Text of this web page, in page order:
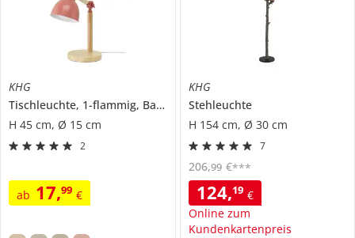
KHG
Tischleuchte, 1-flammig, Bambus/ Pink
H 45 cm, Ø 15 cm
2
ab 17,99 €
KHG
Stehleuchte
H 154 cm, Ø 30 cm
7
124,19 €
Online zum
Kundenkartenpreis
206,99 €***